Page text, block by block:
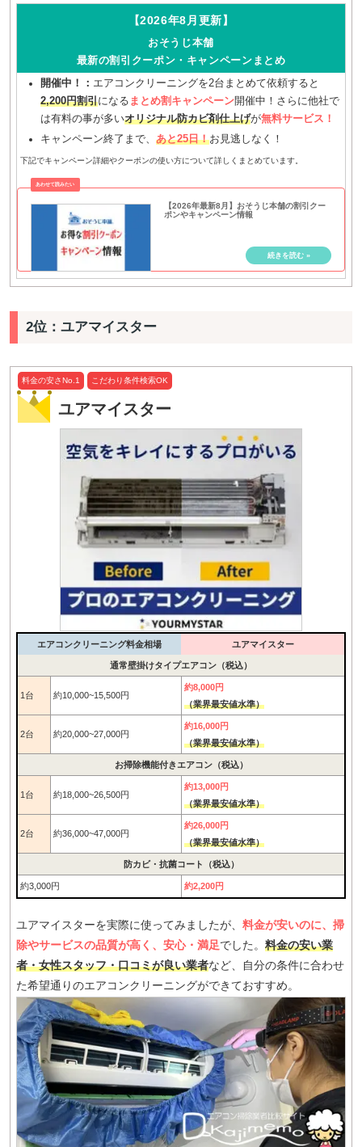
【2026年8月更新】
おそうじ本舗
最新の割引クーポン・キャンペーンまとめ
開催中！： エアコンクリーニングを2台まとめて依頼すると
2,200円割引になる まとめ割キャンペーン開催中！さらに他社で
は有料の事が多いオリジナル防カビ剤仕上げが無料サービス！
キャンペーン終了まで、 あと25日！お見逃しなく！
下記でキャンペーン詳細やクーポンの使い方について詳しくまとめています。
【2026年最新8月】おそうじ本舗の割引クー
ポンやキャンペーン情報
2位：ユアマイスター
料金の安さNo.1 こだわり条件検索OK
ユアマイスター
エアコンクリーニング料金相場 ユアマイスター
通常壁掛けタイプエアコン（税込）
1台 約10,000~15,500円
約8,000円
（業界最安値水準）
2台 約20,000~27,000円
約16,000円
（業界最安値水準）
お掃除機能付きエアコン（税込）
1台 約18,000~26,500円
約13,000円
（業界最安値水準）
2台 約36,000~47,000円
約26,000円
（業界最安値水準）
防カビ・抗菌コート（税込）
約3,000円 約2,200円
ユアマイスターを実際に使ってみましたが、 料金が安いのに、掃
除やサービスの品質が高く、安心・満足でした。 料金の安い業
者・女性スタッフ・口コミが良い業者など、自分の条件に合わせ
た希望通りのエアコンクリーニングができておすすめ。